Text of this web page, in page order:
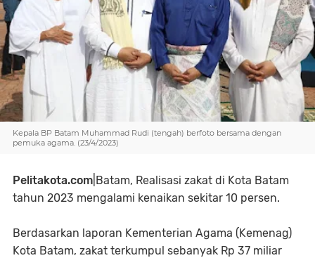
Kepala BP Batam Muhammad Rudi (tengah) berfoto bersama dengan
pemuka agama. (23/4/2023)
Pelitakota.com |Batam, Realisasi zakat di Kota Batam
tahun 2023 mengalami kenaikan sekitar 10 persen.
Berdasarkan laporan Kementerian Agama (Kemenag)
Kota Batam, zakat terkumpul sebanyak Rp 37 miliar